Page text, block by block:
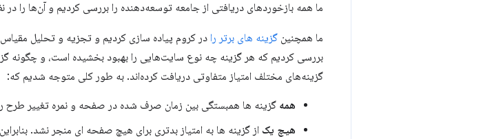
ما همه بازخوردهای دریافتی از جامعه توسعه‌دهنده را بررسی کردیم و آن‌ها را در
ما همچنین گزینه های برتر را در کروم پیاده سازی کردیم و تجزیه و تحلیل مقیاس
بررسی کردیم که هر گزینه چه نوع سایت‌هایی را بهبود بخشیده است، و چگونه
گزینه‌های مختلف امتیاز متفاوتی دریافت کرده‌اند. به طور کلی متوجه شدیم که:
همه گزینه ها همبستگی بین زمان صرف شده در صفحه و نمره تغییر طرح
هیچ یک از گزینه ها به امتیاز بدتری برای هیچ صفحه ای منجر نشد.